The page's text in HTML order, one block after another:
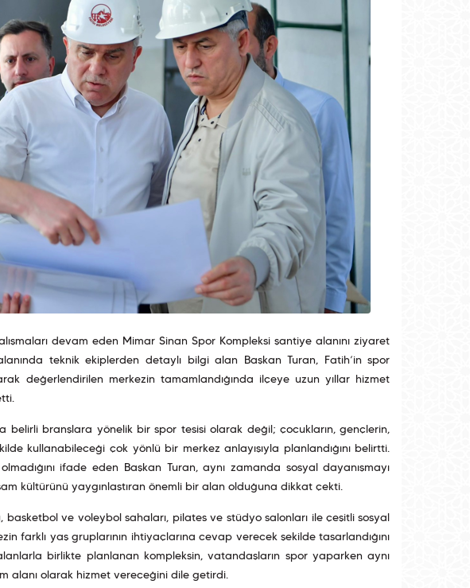
devam eden Mimar Sinan Spor Kompleksi şantiye alanını ziyaret
teknik ekiplerden detaylı bilgi alan Başkan Turan, Fatih’in spor
değerlendirilen merkezin tamamlandığında ilçeye uzun yıllar hizmet
belirli branşlara yönelik bir spor tesisi olarak değil; çocukların, gençlerin,
kullanabileceği çok yönlü bir merkez anlayışıyla planlandığını belirtti.
ifade eden Başkan Turan, aynı zamanda sosyal dayanışmayı
kültürünü yaygınlaştıran önemli bir alan olduğuna dikkat çekti.
ve voleybol sahaları, pilates ve stüdyo salonları ile çeşitli sosyal
farklı yaş gruplarının ihtiyaçlarına cevap verecek şekilde tasarlandığını
birlikte planlanan kompleksin, vatandaşların spor yaparken aynı
alanı olarak hizmet vereceğini dile getirdi.